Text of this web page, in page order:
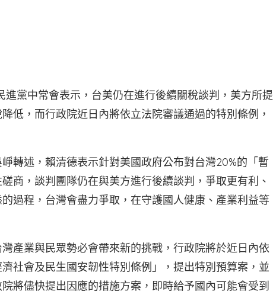
黨中常會表示，台美仍在進行後續關稅談判，美方所提
低，而行政院近日內將依立法院審議通過的特別條例，
轉述，賴清德表示針對美國政府公布對台灣20%的「暫
商，談判團隊仍在與美方進行後續談判，爭取更有利、
過程，台灣會盡力爭取，在守護國人健康、產業利益等
產業與民眾勢必會帶來新的挑戰，行政院將於近日內依
社會及民生國安韌性特別條例」，提出特別預算案，並
將儘快提出因應的措施方案，即時給予國內可能會受到